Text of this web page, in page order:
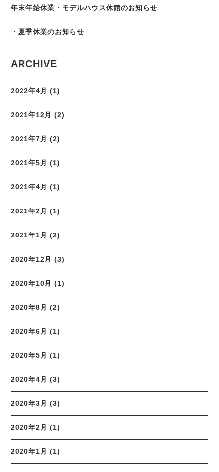
年末年始休業・モデルハウス休館のお知らせ
・夏季休業のお知らせ
ARCHIVE
2022年4月 (1)
2021年12月 (2)
2021年7月 (2)
2021年5月 (1)
2021年4月 (1)
2021年2月 (1)
2021年1月 (2)
2020年12月 (3)
2020年10月 (1)
2020年8月 (2)
2020年6月 (1)
2020年5月 (1)
2020年4月 (3)
2020年3月 (3)
2020年2月 (1)
2020年1月 (1)